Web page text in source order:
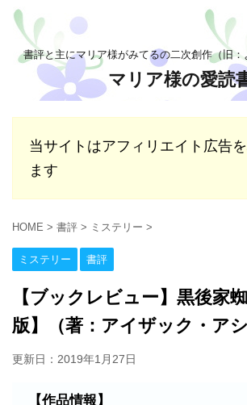
書評と主にマリア様がみてるの二次創作（旧：
マリア様の愛読
当サイトはアフィリエイト広告
ます
HOME > 書評 > ミステリー >
ミステリー 書評
【ブックレビュー】黒後家
版】（著：アイザック・アシ
更新日： 2019年1月27日
【作品情報】